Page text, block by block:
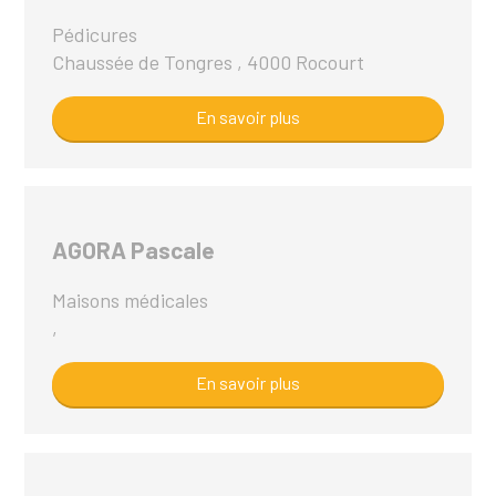
Pédicures
Chaussée de Tongres , 4000 Rocourt
En savoir plus
AGORA Pascale
Maisons médicales
,
En savoir plus